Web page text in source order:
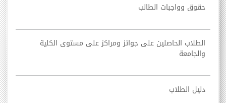
حقوق وواجبات الطالب
الطلاب الحاصلين على جوائز ومراكز على مستوى الكلية
والجامعة
دليل الطلاب